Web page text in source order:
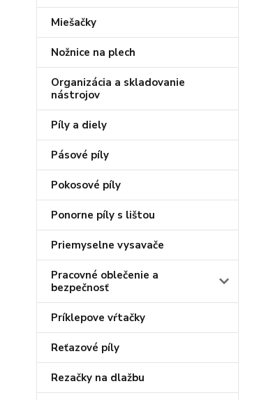
Miešačky
Nožnice na plech
Organizácia a skladovanie
nástrojov
Píly a diely
Pásové píly
Pokosové píly
Ponorne píly s lištou
Priemyselne vysavače
Pracovné oblečenie a
bezpečnosť
Príklepove vŕtačky
Reťazové píly
Rezačky na dlažbu